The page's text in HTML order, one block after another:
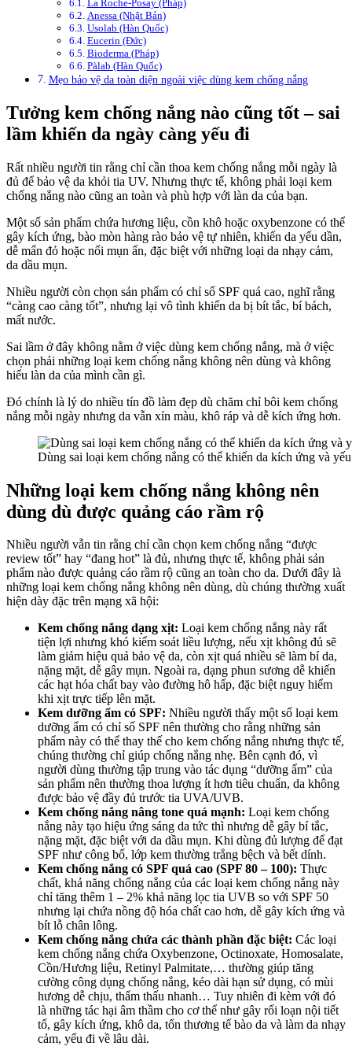
La Roche-Posay (Pháp)
Anessa (Nhật Bản)
Usolab (Hàn Quốc)
Eucerin (Đức)
Bioderma (Pháp)
Pàlab (Hàn Quốc)
Mẹo bảo vệ da toàn diện ngoài việc dùng kem chống nắng
Tưởng kem chống nắng nào cũng tốt – sai
lầm khiến da ngày càng yếu đi
Rất nhiều người tin rằng chỉ cần thoa kem chống nắng mỗi ngày là
đủ để bảo vệ da khỏi tia UV. Nhưng thực tế, không phải loại kem
chống nắng nào cũng an toàn và phù hợp với làn da của bạn.
Một số sản phẩm chứa hương liệu, cồn khô hoặc oxybenzone có thể
gây kích ứng, bào mòn hàng rào bảo vệ tự nhiên, khiến da yếu dần,
dễ mẩn đỏ hoặc nổi mụn ẩn, đặc biệt với những loại da nhạy cảm,
da dầu mụn.
Nhiều người còn chọn sản phẩm có chỉ số SPF quá cao, nghĩ rằng
“càng cao càng tốt”, nhưng lại vô tình khiến da bị bít tắc, bí bách,
mất nước.
Sai lầm ở đây không nằm ở việc dùng kem chống nắng, mà ở việc
chọn phải những loại kem chống nắng không nên dùng và không
hiểu làn da của mình cần gì.
Đó chính là lý do nhiều tín đồ làm đẹp dù chăm chỉ bôi kem chống
nắng mỗi ngày nhưng da vẫn xỉn màu, khô ráp và dễ kích ứng hơn.
Dùng sai loại kem chống nắng có thể khiến da kích ứng và
Những loại kem chống nắng không nên
dùng dù được quảng cáo rầm rộ
Nhiều người vẫn tin rằng chỉ cần chọn kem chống nắng “được
review tốt” hay “đang hot” là đủ, nhưng thực tế, không phải sản
phẩm nào được quảng cáo rầm rộ cũng an toàn cho da. Dưới đây là
những loại kem chống nắng không nên dùng, dù chúng thường xuất
hiện dày đặc trên mạng xã hội:
Kem chống nắng dạng xịt: Loại kem chống nắng này rất
tiện lợi nhưng khó kiểm soát liều lượng, nếu xịt không đủ sẽ
làm giảm hiệu quả bảo vệ da, còn xịt quá nhiều sẽ làm bí da,
nặng mặt, dễ gây mụn. Ngoài ra, dạng phun sương dễ khiến
các hạt hóa chất bay vào đường hô hấp, đặc biệt nguy hiểm
khi xịt trực tiếp lên mặt.
Kem dưỡng ẩm có SPF: Nhiều người thấy một số loại kem
dưỡng ẩm có chỉ số SPF nên thường cho rằng những sản
phẩm này có thể thay thế cho kem chống nắng nhưng thực tế,
chúng thường chỉ giúp chống nắng nhẹ. Bên cạnh đó, vì
người dùng thường tập trung vào tác dụng “dưỡng ẩm” của
sản phẩm nên thường thoa lượng ít hơn tiêu chuẩn, da không
được bảo vệ đầy đủ trước tia UVA/UVB.
Kem chống nắng nâng tone quá mạnh: Loại kem chống
nắng này tạo hiệu ứng sáng da tức thì nhưng dễ gây bí tắc,
nặng mặt, đặc biệt với da dầu mụn. Khi dùng đủ lượng để đạt
SPF như công bố, lớp kem thường trắng bệch và bết dính.
Kem chống nắng có SPF quá cao (SPF 80 – 100): Thực
chất, khả năng chống nắng của các loại kem chống nắng này
chỉ tăng thêm 1 – 2% khả năng lọc tia UVB so với SPF 50
nhưng lại chứa nồng độ hóa chất cao hơn, dễ gây kích ứng và
bít lỗ chân lông.
Kem chống nắng chứa các thành phần đặc biệt: Các loại
kem chống nắng chứa Oxybenzone, Octinoxate, Homosalate,
Cồn/Hương liệu, Retinyl Palmitate,… thường giúp tăng
cường công dụng chống nắng, kéo dài hạn sử dụng, có mùi
hương dễ chịu, thẩm thấu nhanh… Tuy nhiên đi kèm với đó
là những tác hại âm thầm cho cơ thể như gây rối loạn nội tiết
tố, gây kích ứng, khô da, tổn thương tế bào da và làm da nhạy
cảm, yếu đi về lâu dài.